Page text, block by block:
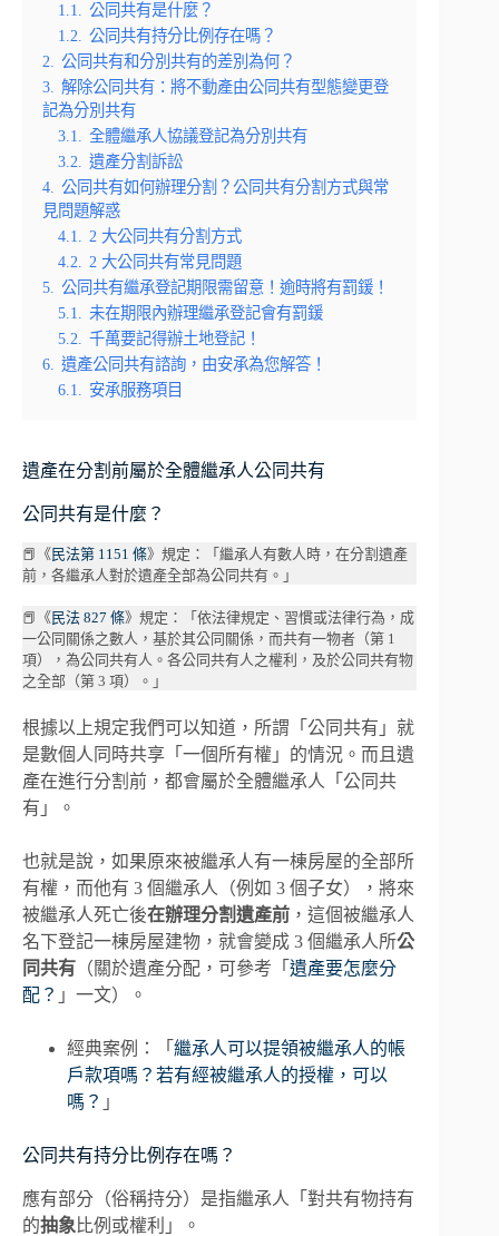
1.1. 公同共有是什麼？
1.2. 公同共有持分比例存在嗎？
2. 公同共有和分別共有的差別為何？
3. 解除公同共有：將不動產由公同共有型態變更登
記為分別共有
3.1. 全體繼承人協議登記為分別共有
3.2. 遺產分割訴訟
4. 公同共有如何辦理分割？公同共有分割方式與常
見問題解惑
4.1. 2 大公同共有分割方式
4.2. 2 大公同共有常見問題
5. 公同共有繼承登記期限需留意！逾時將有罰鍰！
5.1. 未在期限內辦理繼承登記會有罰鍰
5.2. 千萬要記得辦土地登記！
6. 遺產公同共有諮詢，由安承為您解答！
6.1. 安承服務項目
遺產在分割前屬於全體繼承人公同共有
公同共有是什麼？
📕《 民法第 1151 條》規定：「繼承人有數人時，在分割遺產
前，各繼承人對於遺產全部為公同共有。」
📕《 民法 827 條》規定：「依法律規定、習慣或法律行為，成
一公同關係之數人，基於其公同關係，而共有一物者（第 1
項），為公同共有人。各公同共有人之權利，及於公同共有物
之全部（第 3 項）。」
根據以上規定我們可以知道，所謂「公同共有」就
是數個人同時共享「一個所有權」的情況。而且遺
產在進行分割前，都會屬於全體繼承人「公同共
有」。
也就是說，如果原來被繼承人有一棟房屋的全部所
有權，而他有 3 個繼承人（例如 3 個子女），將來
被繼承人死亡後在辦理分割遺產前 ，這個被繼承人
名下登記一棟房屋建物，就會變成 3 個繼承人所公
同共有 （關於遺產分配，可參考「 遺產要怎麼分
配？ 」一文）。
經典案例：「 繼承人可以提領被繼承人的帳
戶款項嗎？若有經被繼承人的授權，可以
嗎？ 」
公同共有持分比例存在嗎？
應有部分（俗稱持分）是指繼承人「對共有物持有
的抽象 比例或權利」。